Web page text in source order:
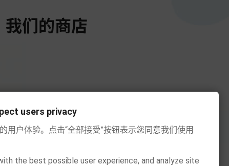
我们的商店
容分类
本
普百科
访问账户
我的订单
users privacy
用户体验。点击“全部接受”按钮表示您同意我们使用
the best possible user experience, and analyze site